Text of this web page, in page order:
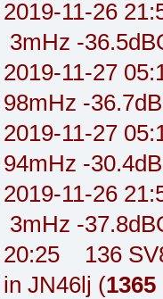
2019-11-26
3mHz -
2019-11-27
98mHz -
2019-11-27
94mHz -
2019-11-26
3mHz -
20:25 136
in JN46lj (1365